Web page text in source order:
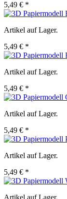
5,49 € *
Artikel auf Lager.
5,49 € *
Artikel auf Lager.
5,49 € *
Artikel auf Lager.
5,49 € *
Artikel auf Lager.
5,49 € *